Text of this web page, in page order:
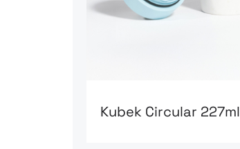
Kubek Circular 227ml